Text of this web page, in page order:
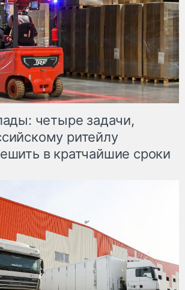
четыре задачи,
ритейлу
в кратчайшие сроки